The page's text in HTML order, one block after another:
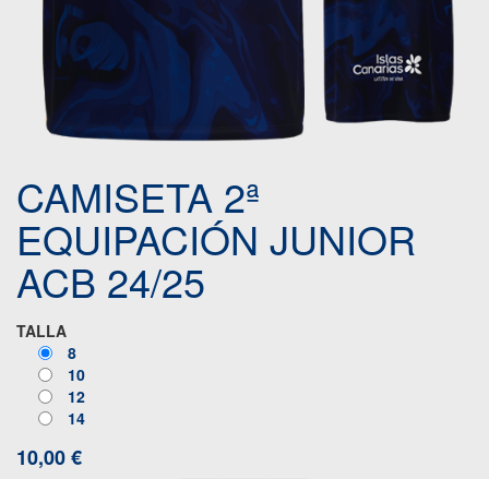
CAMISETA 2ª
EQUIPACIÓN JUNIOR
ACB 24/25
TALLA
8
10
12
14
10,00€